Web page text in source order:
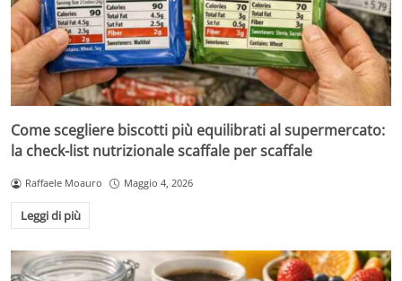
Come scegliere biscotti più equilibrati al supermercato:
la check-list nutrizionale scaffale per scaffale
Raffaele Moauro Maggio 4, 2026
Leggi di più